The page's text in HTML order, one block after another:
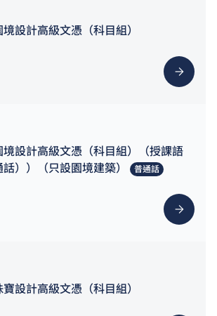
設計高級文憑（科目組）
境設計高級文憑（科目組）（授課語
））（只設園境建築）
普通話
設計高級文憑（科目組）